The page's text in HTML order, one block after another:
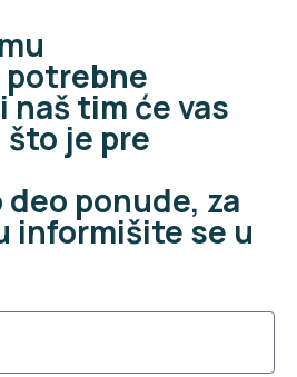
potrebne
naš tim će vas
je pre
deo ponude, za
informišite se u